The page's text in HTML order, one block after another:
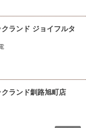
ランド ジョイフルタ
ランド釧路旭町店